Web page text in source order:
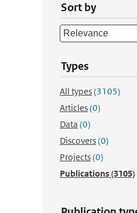
Sort by
Types
All types(3105)
Articles(0)
Data (0)
Discovers(0)
Projects(0)
Publications(3105)